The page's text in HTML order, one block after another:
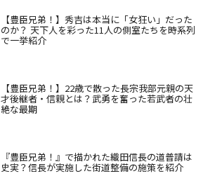
【豊臣兄弟！】秀吉は本当に「女狂い」だった
のか？ 天下人を彩った11人の側室たちを時系列
で一挙紹介
【豊臣兄弟！】22歳で散った長宗我部元親の天
才後継者・信親とは？武勇を奮った若武者の壮
絶な最期
『豊臣兄弟！』で描かれた織田信長の道普請は
史実？信長が実施した街道整備の施策を紹介